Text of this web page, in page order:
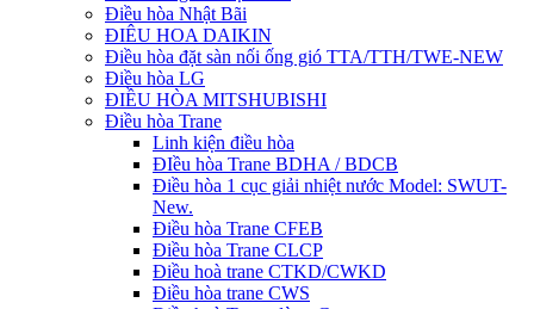
Điều hòa Nhật Bãi
ĐIÊU HOA DAIKIN
Điều hòa đặt sàn nối ống gió TTA/TTH/TWE-NEW
Điều hòa LG
ĐIỀU HÒA MITSHUBISHI
Điều hòa Trane
Linh kiện điều hòa
ĐIều hòa Trane BDHA / BDCB
Điều hòa 1 cục giải nhiệt nước Model: SWUT-
New.
Điều hòa Trane CFEB
Điều hòa Trane CLCP
Điều hoà trane CTKD/CWKD
Điều hòa trane CWS